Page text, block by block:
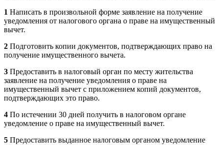
1 Написать в произвольной форме заявление на получение
уведомления от налогового органа о праве на имущественный
вычет.
2 Подготовить копии документов, подтверждающих право на
получение имущественного вычета.
3 Предоставить в налоговый орган по месту жительства
заявление на получение уведомления о праве на
имущественный вычет с приложением копий документов,
подтверждающих это право.
4 По истечении 30 дней получить в налоговом органе
уведомление о праве на имущественный вычет.
5 Предоставить выданное налоговым органом уведомление